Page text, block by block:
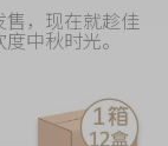
，现在就趁佳
中秋时光。